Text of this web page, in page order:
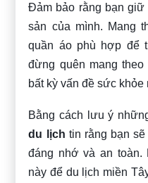
Đảm bảo rằng bạn giữ
sản của mình. Mang
quần áo phù hợp để
đừng quên mang
bất kỳ vấn đề sức khỏe
Bằng cách lưu ý
du lịch tin rằng bạn
đáng nhớ và an
này để du lịch miền